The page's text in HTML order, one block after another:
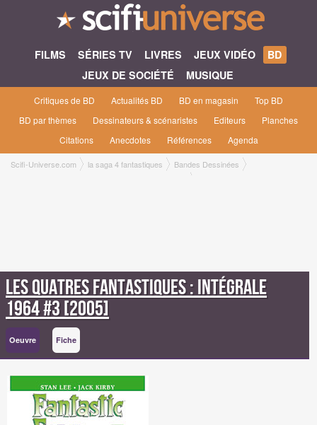
FILMS SÉRIES TV LIVRES JEUX VIDÉO
BD
JEUX DE SOCIÉTÉ
MUSIQUE
Critiques de BD Actualités BD BD en magasin
Top BD
BD par thèmes
Dessinateurs & scénaristes Editeurs
Planches
Citations
Anecdotes Références Agenda
Scifi-Universe.com la saga 4 fantastiques
Bandes Dessinées
Les Quatres fantastiques : Intégrale
1964 #3 [2005]
Oeuvre Fiche